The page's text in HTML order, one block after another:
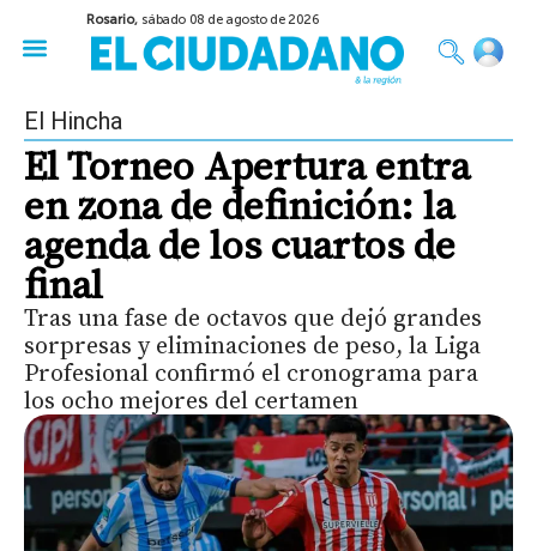
Rosario, sábado 08 de agosto de 2026
El Hincha
El Torneo Apertura entra
en zona de definición: la
agenda de los cuartos de
final
Tras una fase de octavos que dejó grandes
sorpresas y eliminaciones de peso, la Liga
Profesional confirmó el cronograma para
los ocho mejores del certamen